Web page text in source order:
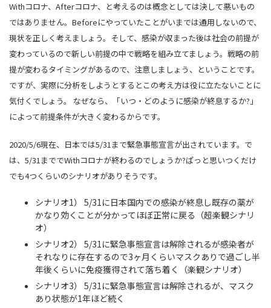
Withコロナ、Afterコロナ、と考えるのは概念としては決して悪いもの
ではありません。Beforeにやっていたことがいまでは通用しないので、
現状を正しく考えましょう。そして、感染が収まった後は社会の前提が
変わっているので新しい前提の中で戦略を組み立てましょう。戦略の前
提が変わるタイミングがあるので、注意しましょう、ということです。
ですが、実際に分析をしようとするとこの考え方は役に立たないことに
気付くでしょう。 なぜなら、「いつ・どのように感染が終息するか?」
によって前提条件が大きく変わるからです。
2020/5/6現在、日本では5/31まで緊急事態宣言が出されています。で
は、5/31まででWithコロナが終わるのでしょうか?ぱっと思いつくだけ
でも4つくらいのシナリオがありそうです。
シナリオ1） 5/31に日本国内での感染が終息し既存の薬が
かなり効くことが分かってほぼ正常に戻る（超楽観シナリ
オ）
シナリオ2） 5/31に緊急事態宣言は解除されるが感染者が
それなりに存在するので3ヶ月くらいマスクありで過ごし半
年後くらいに免疫獲得されて落ち着く（楽観シナリオ）
シナリオ3） 5/31に緊急事態宣言は解除されるが、マスク
あり状態が1年ほど続く